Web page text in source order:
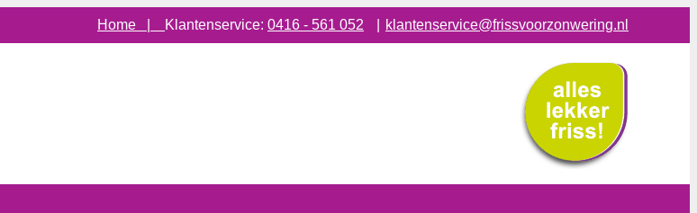
Home | Klantenservice: 0416 - 561 052 klantenservice@frissvoorzonwering.nl